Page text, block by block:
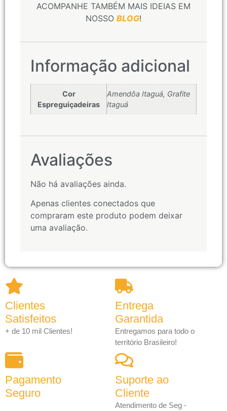
ACOMPANHE TAMBÉM MAIS IDEIAS EM
NOSSO BLOG!
Informação adicional
Cor
Espreguiçadeiras
Amendôa Itaguá, Grafite
Itaguá
Avaliações
Não há avaliações ainda.
Apenas clientes conectados que
compraram este produto podem deixar
uma avaliação.
Clientes
Satisfeitos
+ de 10 mil Clientes!
Entrega
Garantida
Entregamos para todo o
território Brasileiro!
Pagamento
Seguro
Suporte ao
Cliente
Atendimento de Seg -